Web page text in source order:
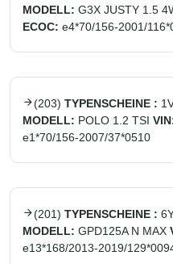
MODELL: G3X JUSTY 1.5
ECOC: e4*70/156-2001/
(203) TYPENSCHEINE :
MODELL: POLO 1.2 TSI
e1*70/156-2007/37*0510
(201) TYPENSCHEINE :
MODELL: GPD125A N MAX
e13*168/2013-2019/